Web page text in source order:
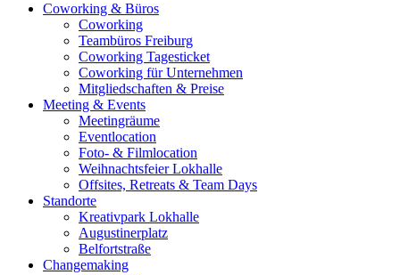
Coworking & Büros
Coworking
Teambüros Freiburg
Coworking Tagesticket
Coworking für Unternehmen
Mitgliedschaften & Preise
Meeting & Events
Meetingräume
Eventlocation
Foto- & Filmlocation
Weihnachtsfeier Lokhalle
Offsites, Retreats & Team Days
Standorte
Kreativpark Lokhalle
Augustinerplatz
Belfortstraße
Changemaking